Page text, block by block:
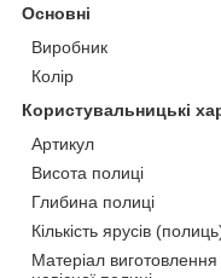
Основні
Виробник
Колір
Користувальницькі
Артикул
Висота полиці
Глибина полиці
Кількість ярусів
Матеріал виготовлення